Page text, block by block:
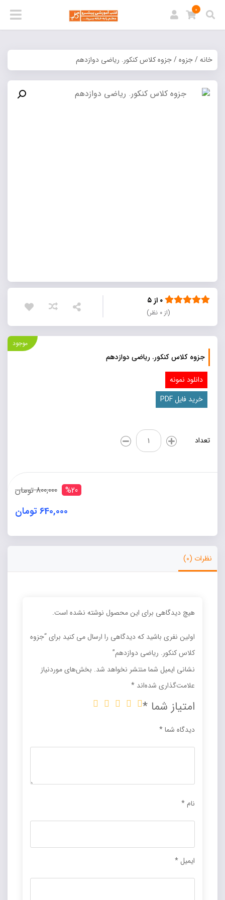
0
خانه/جزوه/ جزوه كلاس كنكور. رياضی دوازدهم
(از ۰ نظر)
جزوه كلاس كنكور. رياضی دوازدهم
موجود
دانلود نمونه
خريد فايل PDF
تعداد
جزوه
كلاس
كنكور.
دوازدهم
%20 800,000 تومان
640,000 تومان
نظرات (0)
هیچ دیدگاهی برای این محصول نوشته نشده است.
اولین نفری باشید که دیدگاهی را ارسال می کنید برای “جزوه
كلاس كنكور. رياضی دوازدهم”
نشانی ایمیل شما منتشر نخواهد شد. بخش‌های موردنیاز
علامت‌گذاری شده‌اند *
امتیاز شما *
دیدگاه شما*
نام*
ایمیل*